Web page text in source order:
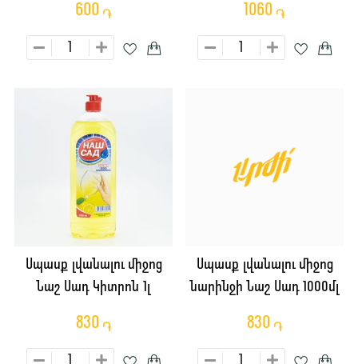
600 ֏ 1060 ֏
Սպասք լվանալու միջոց
Նաշ Սադ Կիտրոն 1լ
830 ֏
Սպասք լվանալու միջոց
նարինջի Նաշ Սադ 1000մլ
830 ֏